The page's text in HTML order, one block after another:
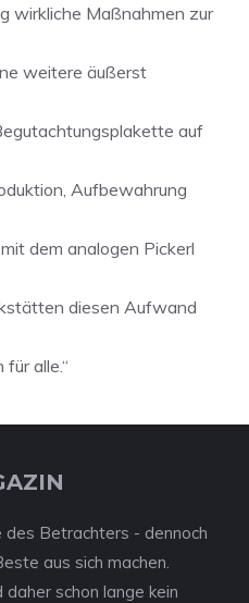
wirkliche Maßnahmen zur
weitere äußerst
auf
Aufbewahrung
dem analogen Pickerl
diesen Aufwand
alle.“
des Betrachters - dennoch
aus sich machen.
schon lange kein